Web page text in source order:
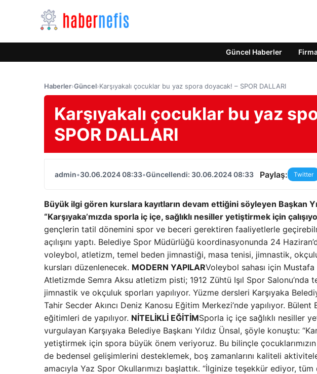
Güncel Haberler
Haberler›Güncel›Karşıyakalı çocuklar bu yaz spora doyacak! – SPOR DALLARI
Karşıyakalı çocuklar bu yaz
SPOR DALLARI
admin•30.06.2024 08:33•Güncellendi: 30.06.2024 08:33 Paylaş: Twitter
Büyük ilgi gören kurslara kayıtların devam ettiğini söyleyen Başkan
“Karşıyaka’mızda sporla iç içe, sağlıklı nesiller yetiştirmek için
gençlerin tatil dönemini spor ve beceri gerektiren faaliyetlerle
açılışını yaptı. Belediye Spor Müdürlüğü koordinasyonunda 24
voleybol, atletizm, temel beden jimnastiği, masa tenisi, jimnastik,
kursları düzenlenecek. MODERN YAPILARVoleybol sahası için
Atletizmde Semra Aksu atletizm pisti; 1912 Zühtü Işıl Spor Salonu’nda
jimnastik ve okçuluk sporları yapılıyor. Yüzme dersleri Karşıyaka
Tahir Secder Akıncı Deniz Kanosu Eğitim Merkezi’nde yapılıyor.
eğitimleri de yapılıyor. NİTELİKLİ EĞİTİMSporla iç içe sağlıklı nesiller
vurgulayan Karşıyaka Belediye Başkanı Yıldız Ünsal, şöyle konuştu:
yetiştirmek için spora büyük önem veriyoruz. Bu bilinçle
de bedensel gelişimlerini desteklemek, boş zamanlarını kaliteli
amacıyla Yaz Spor Okullarımızı başlattık. “İlginize teşekkür ediyor,